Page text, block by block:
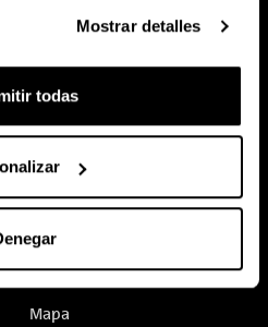
Mostrar detalles
todas
Accesibilidad
Mapa